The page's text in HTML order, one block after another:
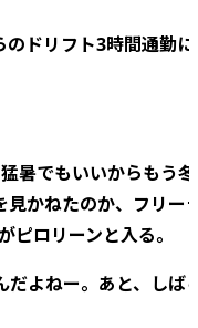
ドリフト3時間通勤
暑でもいいからもう
見かねたのか、フリー
ロリーンと入る。
だよねー。あと、しば